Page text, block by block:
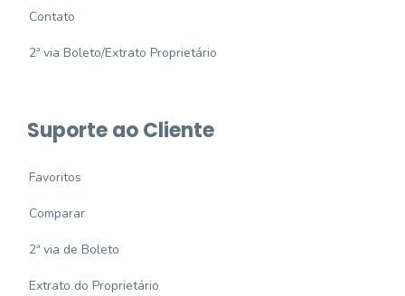
Contato
2ª via Boleto/Extrato Proprietário
Suporte ao Cliente
Favoritos
Comparar
2ª via de Boleto
Extrato do Proprietário